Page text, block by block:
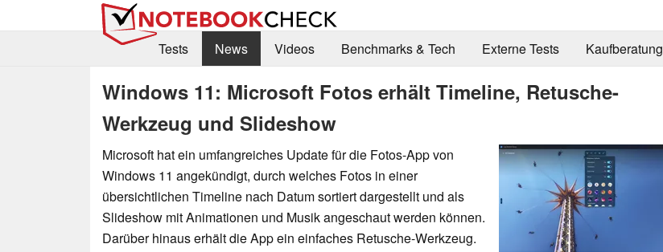
Tests
News Videos Benchmarks & Tech Externe Tests Kaufberatung
Windows 11: Microsoft Fotos erhält Timeline, Retusche-
Werkzeug und Slideshow
Microsoft hat ein umfangreiches Update für die Fotos-App von
Windows 11 angekündigt, durch welches Fotos in einer
übersichtlichen Timeline nach Datum sortiert dargestellt und als
Slideshow mit Animationen und Musik angeschaut werden können.
Darüber hinaus erhält die App ein einfaches Retusche-Werkzeug.